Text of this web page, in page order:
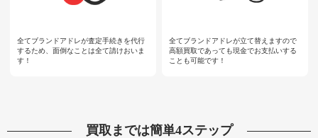
全てブランドアドレが査定手続きを代行
するため、面倒なことは全て請けおいま
す！
全てブランドアドレが立て替えますので
高額買取であっても現金でお支払いする
ことも可能です！
買取までは簡単4ステップ